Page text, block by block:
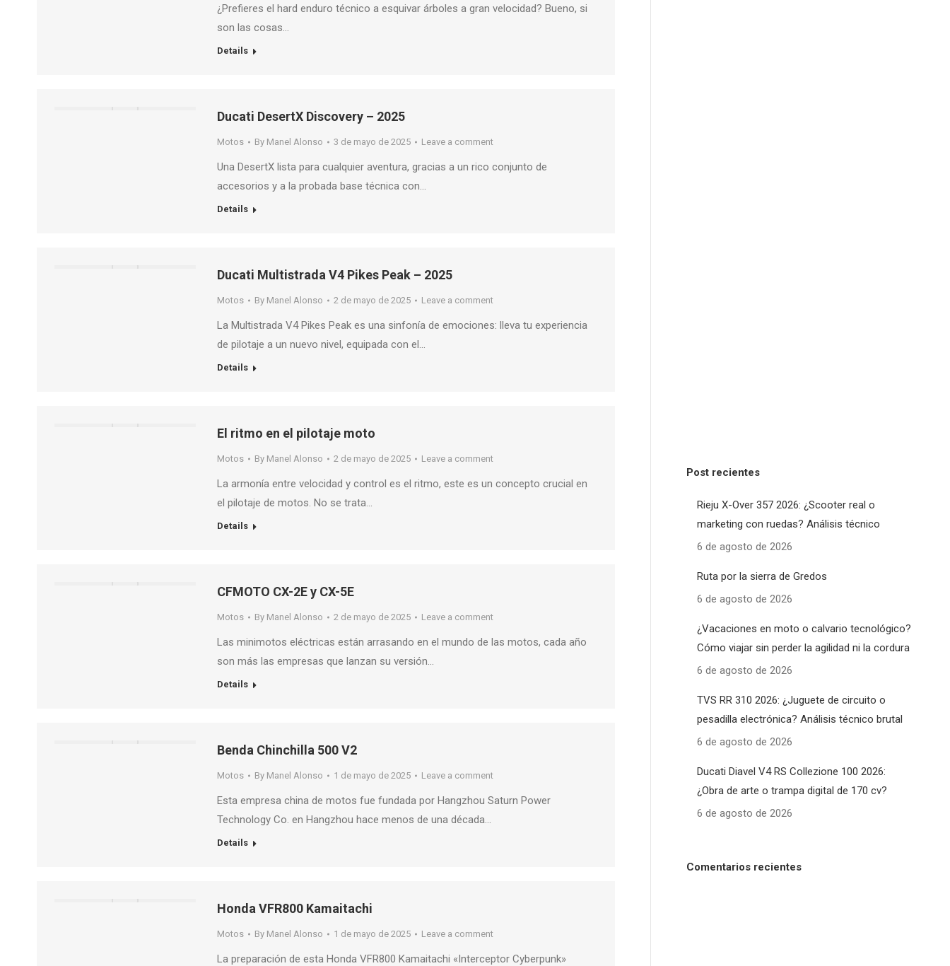
¿Prefieres el hard enduro técnico a esquivar árboles a gran velocidad? Bueno, si
son las cosas…
Details
Ducati DesertX Discovery – 2025
Motos By Manel Alonso 3 de mayo de 2025 Leave a comment
Una DesertX lista para cualquier aventura, gracias a un rico conjunto de
accesorios y a la probada base técnica con…
Details
Ducati Multistrada V4 Pikes Peak – 2025
Motos By Manel Alonso 2 de mayo de 2025 Leave a comment
La Multistrada V4 Pikes Peak es una sinfonía de emociones: lleva tu experiencia
de pilotaje a un nuevo nivel, equipada con el…
Details
El ritmo en el pilotaje moto
Motos By Manel Alonso 2 de mayo de 2025 Leave a comment
La armonía entre velocidad y control es el ritmo, este es un concepto crucial en
el pilotaje de motos. No se trata…
Details
CFMOTO CX-2E y CX-5E
Motos By Manel Alonso 2 de mayo de 2025 Leave a comment
Las minimotos eléctricas están arrasando en el mundo de las motos, cada año
son más las empresas que lanzan su versión…
Details
Benda Chinchilla 500 V2
Motos By Manel Alonso 1 de mayo de 2025 Leave a comment
Esta empresa china de motos fue fundada por Hangzhou Saturn Power
Technology Co. en Hangzhou hace menos de una década…
Details
Honda VFR800 Kamaitachi
Motos By Manel Alonso 1 de mayo de 2025 Leave a comment
La preparación de esta Honda VFR800 Kamaitachi «Interceptor Cyberpunk»
Post recientes
Rieju X-Over 357 2026: ¿Scooter real o
marketing con ruedas? Análisis técnico
6 de agosto de 2026
Ruta por la sierra de Gredos
6 de agosto de 2026
¿Vacaciones en moto o calvario tecnológico?
Cómo viajar sin perder la agilidad ni la cordura
6 de agosto de 2026
TVS RR 310 2026: ¿Juguete de circuito o
pesadilla electrónica? Análisis técnico brutal
6 de agosto de 2026
Ducati Diavel V4 RS Collezione 100 2026:
¿Obra de arte o trampa digital de 170 cv?
6 de agosto de 2026
Comentarios recientes